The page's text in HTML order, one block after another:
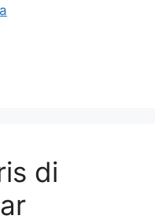
di